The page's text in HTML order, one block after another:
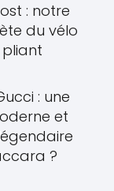
: notre
du vélo
: une
et
?